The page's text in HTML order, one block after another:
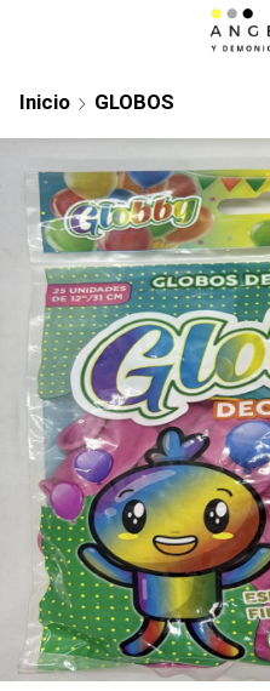
Inicio GLOBOS